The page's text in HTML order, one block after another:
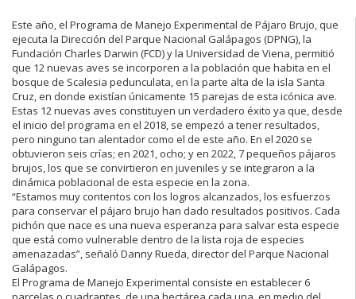
Este año, el Programa de Manejo Experimental de Pájaro Brujo, que
ejecuta la Dirección del Parque Nacional Galápagos (DPNG), la
Fundación Charles Darwin (FCD) y la Universidad de Viena, permitió
que 12 nuevas aves se incorporen a la población que habita en el
bosque de Scalesia pedunculata, en la parte alta de la isla Santa
Cruz, en donde existían únicamente 15 parejas de esta icónica ave.
Estas 12 nuevas aves constituyen un verdadero éxito ya que, desde
el inicio del programa en el 2018, se empezó a tener resultados,
pero ninguno tan alentador como el de este año. En el 2020 se
obtuvieron seis crías; en 2021, ocho; y en 2022, 7 pequeños pájaros
brujos, los que se convirtieron en juveniles y se integraron a la
dinámica poblacional de esta especie en la zona.
“Estamos muy contentos con los logros alcanzados, los esfuerzos
para conservar el pájaro brujo han dado resultados positivos. Cada
pichón que nace es una nueva esperanza para salvar esta especie
que está como vulnerable dentro de la lista roja de especies
amenazadas”, señaló Danny Rueda, director del Parque Nacional
Galápagos.
El Programa de Manejo Experimental consiste en establecer 6